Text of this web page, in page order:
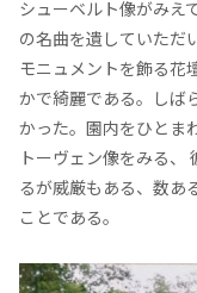
シューベルト像がみえ
の名曲を遺していただ
モニュメントを飾る花
かで綺麗である。しば
かった。園内をひとま
トーヴェン像をみる、
るが威厳もある、数あ
ことである。